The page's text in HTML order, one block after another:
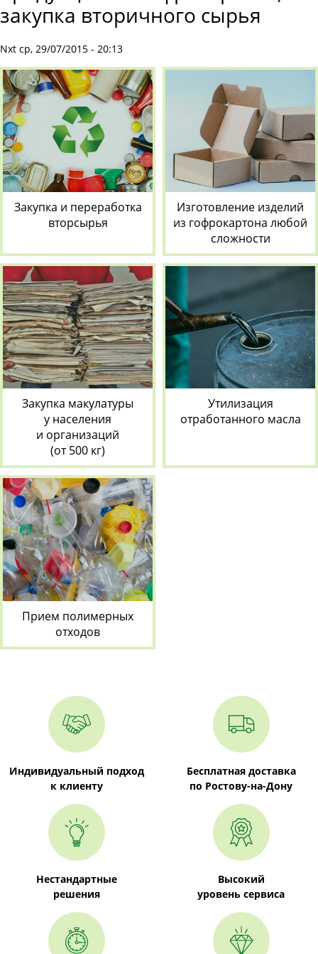
закупка вторичного сырья
Nxt ср, 29/07/2015 - 20:13
Закупка и переработка
вторсырья
Изготовление изделий
из гофрокартона любой
сложности
Закупка макулатуры
у населения
и организаций
(от 500 кг)
Утилизация
отработанного масла
Прием полимерных
отходов
Индивидуальный подход
к клиенту
Бесплатная доставка
по Ростову-на-Дону
Нестандартные
решения
Высокий
уровень сервиса